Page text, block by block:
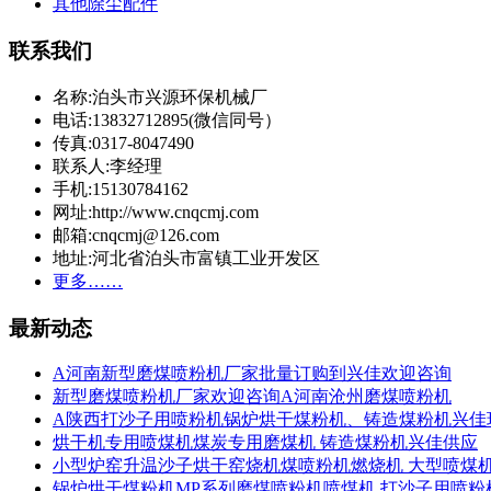
其他除尘配件
联系我们
名称:泊头市兴源环保机械厂
电话:13832712895(微信同号）
传真:0317-8047490
联系人:李经理
手机:15130784162
网址:http://www.cnqcmj.com
邮箱:cnqcmj@126.com
地址:河北省泊头市富镇工业开发区
更多……
最新动态
A河南新型磨煤喷粉机厂家批量订购到兴佳欢迎咨询
新型磨煤喷粉机厂家欢迎咨询A河南沧州磨煤喷粉机
A陕西打沙子用喷粉机锅炉烘干煤粉机、铸造煤粉机兴佳
烘干机专用喷煤机煤炭专用磨煤机 铸造煤粉机兴佳供应
小型炉窑升温沙子烘干窑烧机煤喷粉机燃烧机 大型喷煤